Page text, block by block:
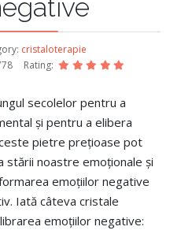
cristaloterapie
Rating:
secolelor pentru a
și pentru a elibera
pietre prețioase pot
stării noastre emoționale și
emoțiilor negative
Iată câteva cristale
emoțiilor negative: